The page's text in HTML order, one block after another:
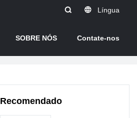
Língua
SOBRE NÓS
Contate-nos
Recomendado